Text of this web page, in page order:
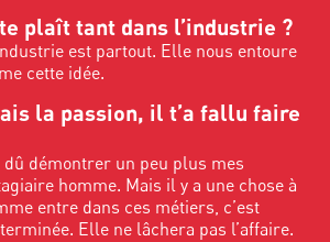
plaît tant dans l’industrie ?
est partout. Elle nous entoure
cette idée.
la passion, il t’a fallu faire
dû démontrer un peu plus mes
homme. Mais il y a une chose à
entre dans ces métiers, c’est
Elle ne lâchera pas l’affaire.